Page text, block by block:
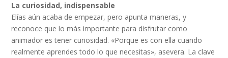
La curiosidad, indispensable
Elías aún acaba de empezar, pero apunta maneras, y
reconoce que lo más importante para disfrutar como
animador es tener curiosidad. «Porque es con ella cuando
realmente aprendes todo lo que necesitas», asevera. La clave